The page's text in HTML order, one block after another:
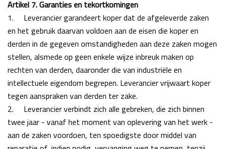
Artikel 7. Garanties en tekortkomingen
1.
Leverancier garandeert koper dat de afgeleverde zaken
en het gebruik daarvan voldoen aan de eisen die koper en
derden in de gegeven omstandigheden aan deze zaken mogen
stellen, alsmede op geen enkele wijze inbreuk maken op
rechten van derden, daaronder die van industriële en
intellectuele eigendom begrepen. Leverancier vrijwaart koper
tegen aanspraken van derden ter zake.
2.
Leverancier verbindt zich alle gebreken, die zich binnen
twee jaar - vanaf het moment van oplevering van het werk -
aan de zaken voordoen, ten spoedigste door middel van